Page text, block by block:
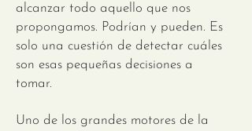
alcanzar todo aquello que nos
propongamos. Podrían y pueden. Es
solo una cuestión de detectar cuáles
son esas pequeñas decisiones a
tomar.
Uno de los grandes motores de la